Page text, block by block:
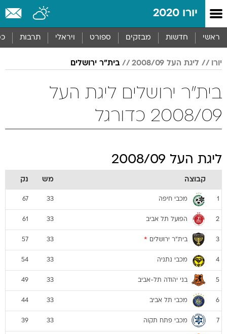
יורו 2020
ראשי חדשות מבזקים ספורט ויראלי תרבות
יורו ליגת העל 2008/09 בית"ר ירושלים
בית"ר ירושלים ליגת העל
2008/09 כדורגל
ליגת העל 2008/09
קבוצה מש נק
1 מכבי חיפה 33
67
2 הפועל תל אביב 33
61
3 בית"ר ירושלים *
33
57
4 מכבי נתניה 33
54
5 בני יהודה תל-אביב 33
49
6 מכבי תל אביב 33
44
7 מכבי פתח תקוה 33
39